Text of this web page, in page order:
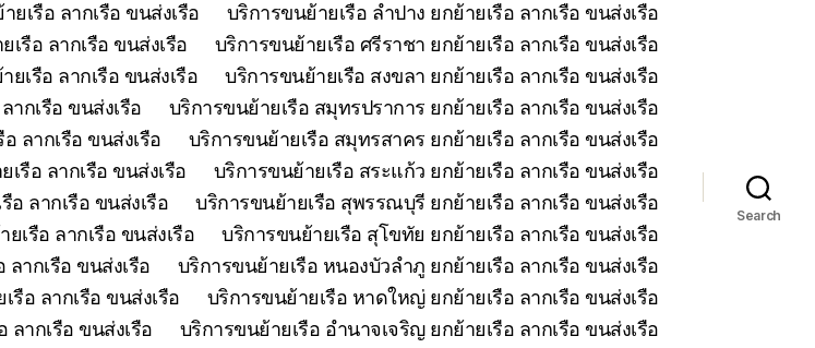
เรือ ลากเรือ ขนส่งเรือ
บริการขนย้ายเรือ ลำปาง ยกย้ายเรือ ลากเรือ ขนส่งเรือ
รือ ลากเรือ ขนส่งเรือ
บริการขนย้ายเรือ ศรีราชา ยกย้ายเรือ ลากเรือ ขนส่งเรือ
เรือ ลากเรือ ขนส่งเรือ
บริการขนย้ายเรือ สงขลา ยกย้ายเรือ ลากเรือ ขนส่งเรือ
ากเรือ ขนส่งเรือ
บริการขนย้ายเรือ สมุทรปราการ ยกย้ายเรือ ลากเรือ ขนส่งเรือ
ลากเรือ ขนส่งเรือ
บริการขนย้ายเรือ สมุทรสาคร ยกย้ายเรือ ลากเรือ ขนส่งเรือ
รือ ลากเรือ ขนส่งเรือ
บริการขนย้ายเรือ สระแก้ว ยกย้ายเรือ ลากเรือ ขนส่งเรือ
อ ลากเรือ ขนส่งเรือ
บริการขนย้ายเรือ สุพรรณบุรี ยกย้ายเรือ ลากเรือ ขนส่งเรือ
เรือ ลากเรือ ขนส่งเรือ
บริการขนย้ายเรือ สุโขทัย ยกย้ายเรือ ลากเรือ ขนส่งเรือ
ากเรือ ขนส่งเรือ
บริการขนย้ายเรือ หนองบัวลำภู ยกย้ายเรือ ลากเรือ ขนส่งเรือ
รือ ลากเรือ ขนส่งเรือ
บริการขนย้ายเรือ หาดใหญ่ ยกย้ายเรือ ลากเรือ ขนส่งเรือ
ลากเรือ ขนส่งเรือ
บริการขนย้ายเรือ อำนาจเจริญ ยกย้ายเรือ ลากเรือ ขนส่งเรือ
Search